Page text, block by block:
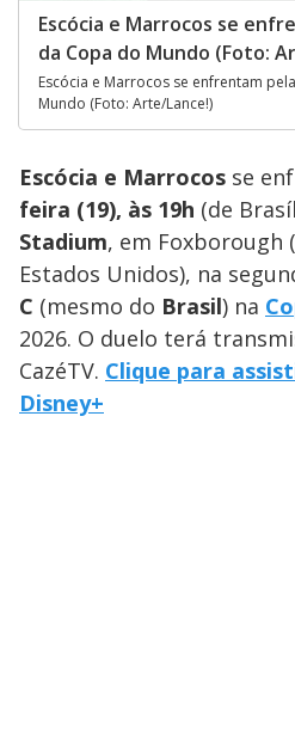
Escócia e Marrocos se
da Copa do Mundo (Foto:
Escócia e Marrocos se enfrentam
Mundo (Foto: Arte/Lance!)
Escócia e Marrocos se
feira (19), às 19h (de
Stadium, em Foxborough (
Estados Unidos), na
C (mesmo do Brasil) na
2026. O duelo terá
CazéTV. Clique para
Disney+